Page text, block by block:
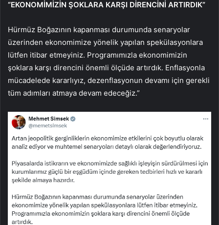
“EKONOMİMİZİN ŞOKLARA KARŞI DİRENCİNİ ARTIRDIK”
Hürmüz Boğazının kapanması durumunda senaryolar
üzerinden ekonomimize yönelik yapılan spekülasyonlara
lütfen itibar etmeyiniz. Programımızla ekonomimizin
şoklara karşı direncini önemli ölçüde artırdık. Enflasyonla
mücadelede kararlıyız, dezenflasyonun devamı için gerekli
tüm adımları atmaya devam edeceğiz.”